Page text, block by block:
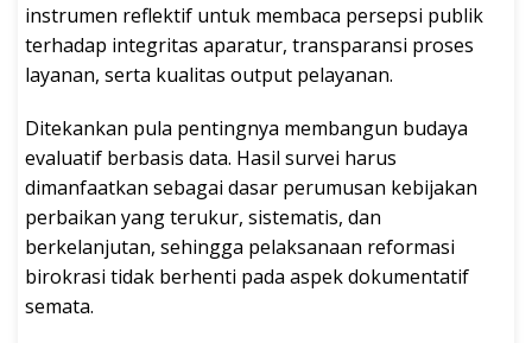
instrumen reflektif untuk membaca persepsi publik
terhadap integritas aparatur, transparansi proses
layanan, serta kualitas output pelayanan.
Ditekankan pula pentingnya membangun budaya
evaluatif berbasis data. Hasil survei harus
dimanfaatkan sebagai dasar perumusan kebijakan
perbaikan yang terukur, sistematis, dan
berkelanjutan, sehingga pelaksanaan reformasi
birokrasi tidak berhenti pada aspek dokumentatif
semata.